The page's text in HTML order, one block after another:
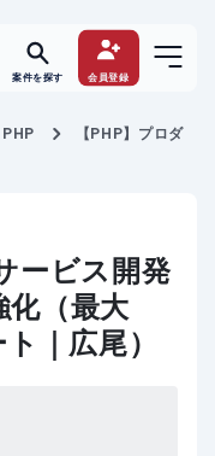
案件を探す 会員登録
PHP
【PHP】プロダ
ービス開発
化（最大
｜広尾）